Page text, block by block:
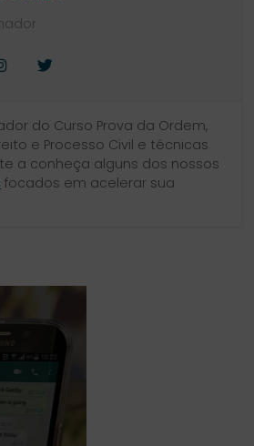
Instagram
do Curso Prova da Ordem,
e Processo Civil e técnicas
a conheça alguns dos nossos
focados em acelerar sua